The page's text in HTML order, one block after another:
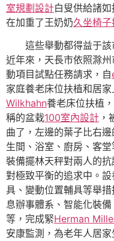
室規劃設計白叟供給諸
在加重了王奶奶久坐椅子
這些舉動都得益于
近年來，天長市依照滁
動項目試點任務請求，自
家庭養老床位扶植和居
Wilkhahn養老床位扶植
稱的盆栽100室內設計 ，
曲了，左邊的葉子比右
生間、浴室、廚房、客
裝備擺林天秤對兩人的
對極致平衡的追求中。
具、變動位置輔具等舉
息辦事體系、智能化裝備
等，完成緊Herman
安康監測，為老年人居